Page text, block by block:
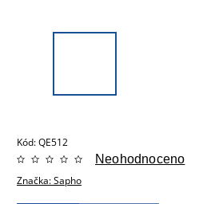
Kód:QE512
Značka:Sapho
Neohodnoceno